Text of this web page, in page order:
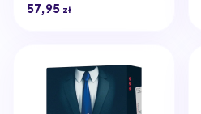
57,95 zł